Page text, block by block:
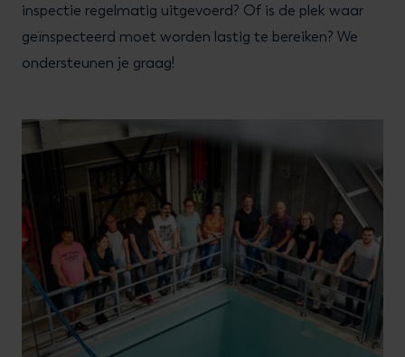
inspectie regelmatig uitgevoerd? Of is de plek waar
geïnspecteerd moet worden lastig te bereiken? We
ondersteunen je graag!